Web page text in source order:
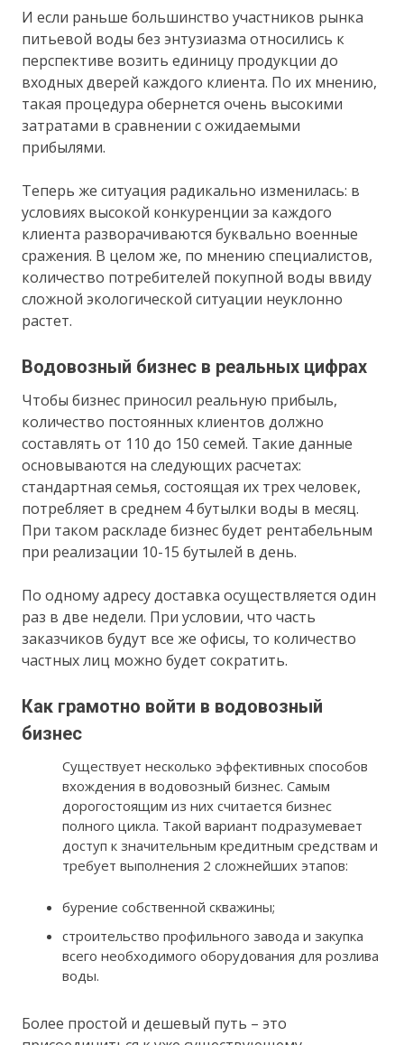
И если раньше большинство участников рынка
питьевой воды без энтузиазма относились к
перспективе возить единицу продукции до
входных дверей каждого клиента. По их мнению,
такая процедура обернется очень высокими
затратами в сравнении с ожидаемыми
прибылями.
Теперь же ситуация радикально изменилась: в
условиях высокой конкуренции за каждого
клиента разворачиваются буквально военные
сражения. В целом же, по мнению специалистов,
количество потребителей покупной воды ввиду
сложной экологической ситуации неуклонно
растет.
Водовозный бизнес в реальных цифрах
Чтобы бизнес приносил реальную прибыль,
количество постоянных клиентов должно
составлять от 110 до 150 семей. Такие данные
основываются на следующих расчетах:
стандартная семья, состоящая их трех человек,
потребляет в среднем 4 бутылки воды в месяц.
При таком раскладе бизнес будет рентабельным
при реализации 10-15 бутылей в день.
По одному адресу доставка осуществляется один
раз в две недели. При условии, что часть
заказчиков будут все же офисы, то количество
частных лиц можно будет сократить.
Как грамотно войти в водовозный
бизнес
Существует несколько эффективных способов
вхождения в водовозный бизнес. Самым
дорогостоящим из них считается бизнес
полного цикла. Такой вариант подразумевает
доступ к значительным кредитным средствам и
требует выполнения 2 сложнейших этапов:
бурение собственной скважины;
строительство профильного завода и закупка
всего необходимого оборудования для розлива
воды.
Более простой и дешевый путь – это